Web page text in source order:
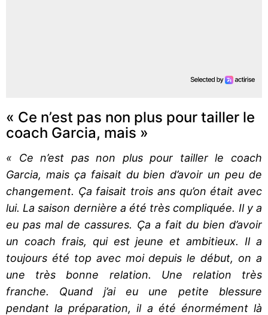
« Ce n’est pas non plus pour tailler le
coach Garcia, mais »
« Ce n’est pas non plus pour tailler le coach
Garcia, mais ça faisait du bien d’avoir un peu de
changement. Ça faisait trois ans qu’on était avec
lui. La saison dernière a été très compliquée. Il y a
eu pas mal de cassures. Ça a fait du bien d’avoir
un coach frais, qui est jeune et ambitieux. Il a
toujours été top avec moi depuis le début, on a
une très bonne relation. Une relation très
franche. Quand j’ai eu une petite blessure
pendant la préparation, il a été énormément là